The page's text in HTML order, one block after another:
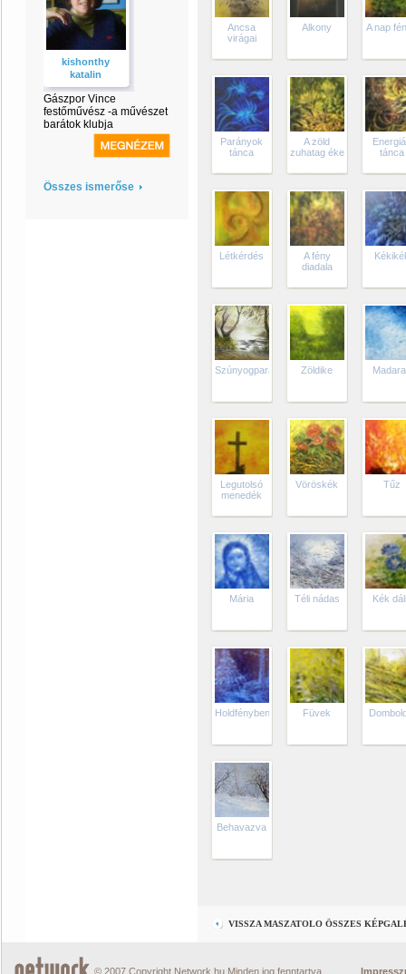
kishonthy
katalin
Gászpor Vince
festőművész -a művészet
barátok klubja
Összes ismerőse
Ancsa
virágai
Alkony A nap
Parányok
tánca
A zöld
zuhatag éke
tánca
Létkérdés
A fény
diadala
SzúnyogparadicsomZöldike
Legutolsó
menedék
Vöröskék Tűz
Mária Téli nádas Kék
Holdfényben Füvek
Behavazva
VISSZA MASZATOLO ÖSSZES
© 2007 Copyright Network.hu Minden jog fenntartva.